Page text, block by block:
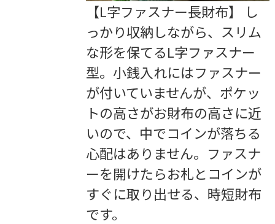
【L字ファスナー長財布】 し
っかり収納しながら、スリム
な形を保てるL字ファスナー
型。小銭入れにはファスナー
が付いていませんが、ポケッ
トの高さがお財布の高さに近
いので、中でコインが落ちる
心配はありません。ファスナ
ーを開けたらお札とコインが
すぐに取り出せる、時短財布
です。